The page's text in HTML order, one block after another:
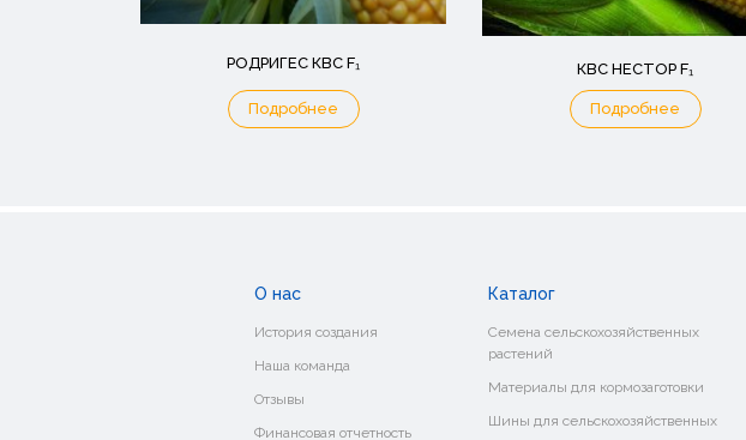
РОДРИГЕС КВС F₁
Подробнее
КВС НЕСТОР F₁
Подробнее
О нас
История создания
Наша команда
Отзывы
Финансовая отчетность
Каталог
Семена сельскохозяйственных
растений
Материалы для кормозаготовки
Шины для сельскохозяйственных